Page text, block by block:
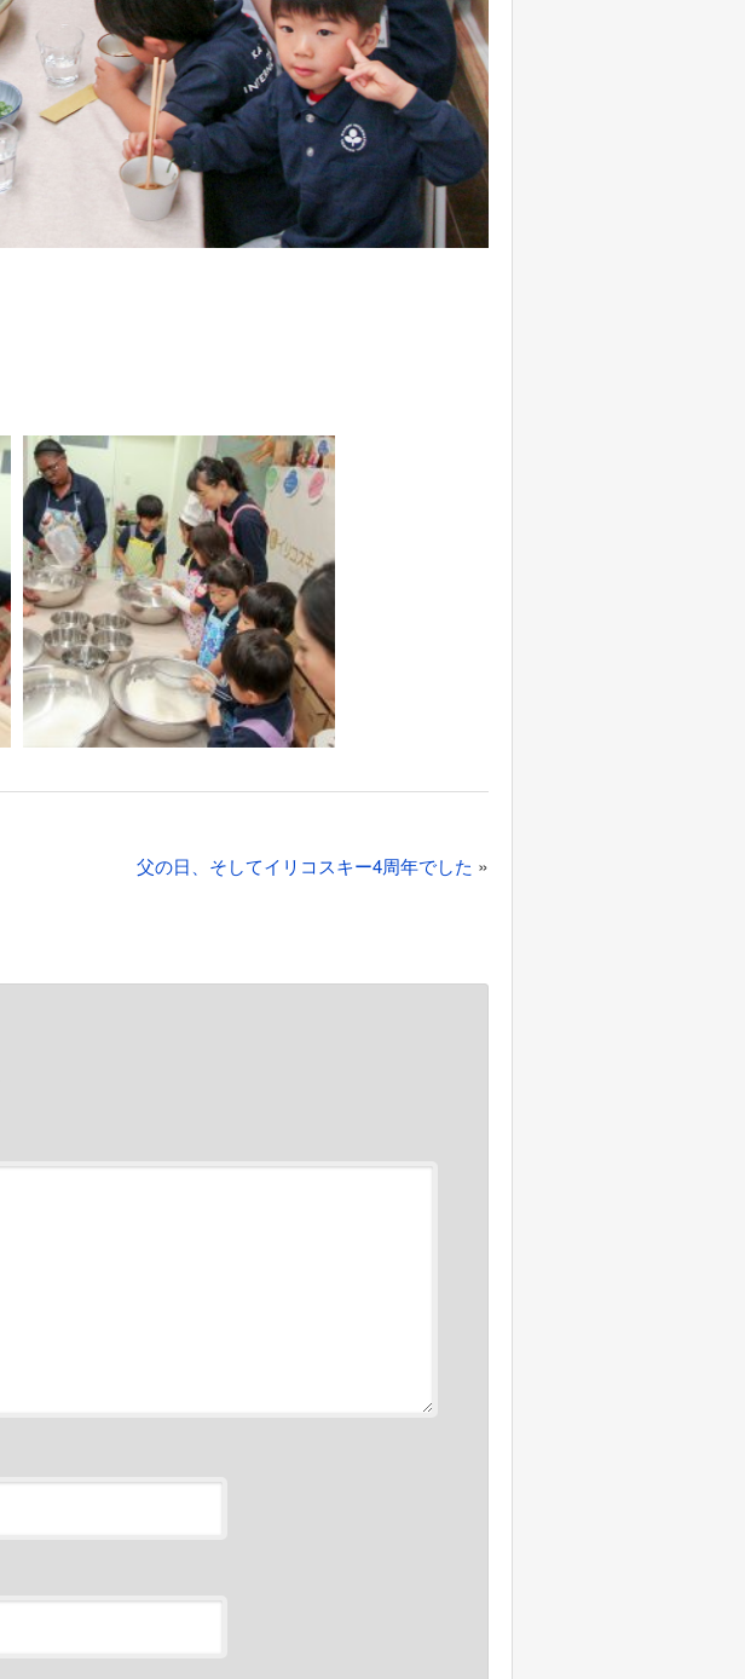
父の日、そしてイリコスキー4周年でした »